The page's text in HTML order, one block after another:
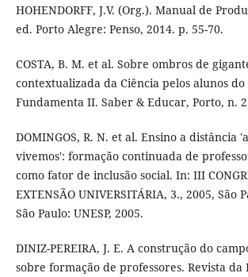
HOHENDORFF, J.V. (Org.). Manual de
ed. Porto Alegre: Penso, 2014. p. 55-70.
COSTA, B. M. et al. Sobre ombros de
contextualizada da Ciência pelos alunos do
Fundamenta II. Saber & Educar, Porto, n.
DOMINGOS, R. N. et al. Ensino a distância
vivemos': formação continuada de
como fator de inclusão social. In: III
EXTENSÃO UNIVERSITÁRIA, 3., 2005, São
São Paulo: UNESP, 2005.
DINIZ-PEREIRA, J. E. A construção do
sobre formação de professores. Revista da